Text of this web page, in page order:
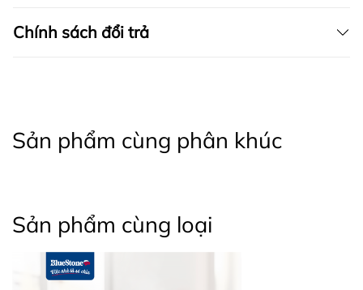
Chính sách đổi trả
Sản phẩm cùng phân khúc
Sản phẩm cùng loại